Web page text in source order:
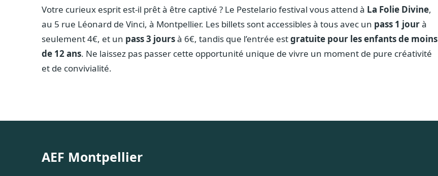
Votre curieux esprit est-il prêt à être captivé ? Le Pestelario festival vous attend à La Folie Divine,
au 5 rue Léonard de Vinci, à Montpellier. Les billets sont accessibles à tous avec un pass 1 jourà
seulement 4€, et un pass 3 joursà 6€, tandis que l’entrée estgratuite pour les enfants de moins
de 12 ans. Ne laissez pas passer cette opportunité unique de vivre un moment de pure créativité
et de convivialité.
AEF Montpellier